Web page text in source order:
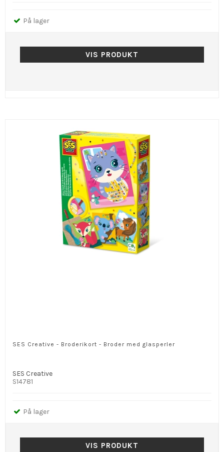
På lager
VIS PRODUKT
SES Creative - Broderikort - Broder med glasperler
SES Creative
S14781
På lager
VIS PRODUKT